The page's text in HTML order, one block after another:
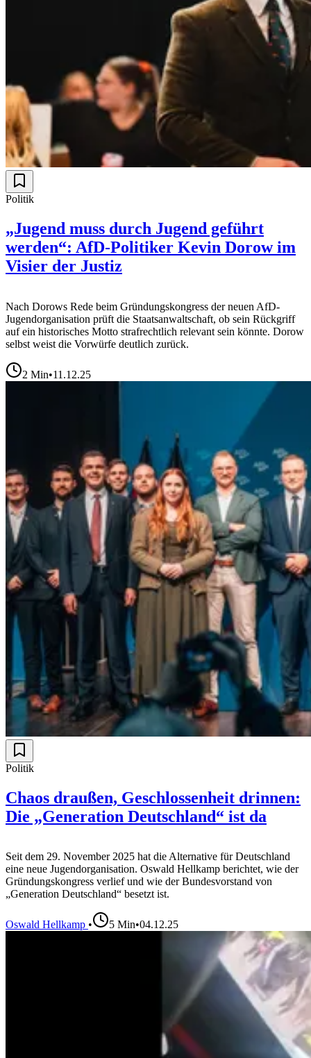
Politik
„Jugend muss durch Jugend geführt
werden“: AfD-Politiker Kevin Dorow im
Visier der Justiz
Nach Dorows Rede beim Gründungskongress der neuen AfD-
Jugendorganisation prüft die Staatsanwaltschaft, ob sein Rückgriff
auf ein historisches Motto strafrechtlich relevant sein könnte. Dorow
selbst weist die Vorwürfe deutlich zurück.
2 Min•11.12.25
Politik
Chaos draußen, Geschlossenheit drinnen:
Die „Generation Deutschland“ ist da
Seit dem 29. November 2025 hat die Alternative für Deutschland
eine neue Jugendorganisation. Oswald Hellkamp berichtet, wie der
Gründungskongress verlief und wie der Bundesvorstand von
„Generation Deutschland“ besetzt ist.
Oswald Hellkamp • 5 Min•04.12.25